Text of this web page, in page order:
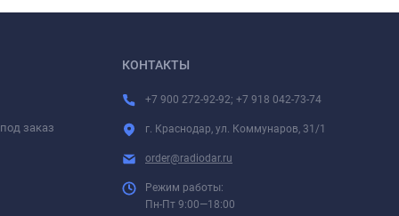
заказ
КОНТАКТЫ
+7 900 272-92-92; +7 918 042-73-74
г. Краснодар, ул. Коммунаров, 31/1
order@radiodar.ru
Режим работы:
Пн-Пт 9:00—18:00